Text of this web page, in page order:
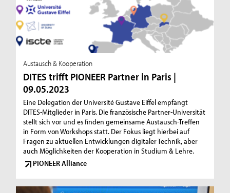
Austausch & Kooperation
DITES trifft PIONEER Partner in Paris |
09.05.2023
Eine Delegation der Université Gustave Eiffel empfängt
DITES-Mitglieder in Paris. Die französische Partner-Universität
stellt sich vor und es finden gemeinsame Austausch-Treffen
in Form von Workshops statt. Der Fokus liegt hierbei auf
Fragen zu aktuellen Entwicklungen digitaler Technik, aber
auch Möglichkeiten der Kooperation in Studium & Lehre.
PIONEER Alliance